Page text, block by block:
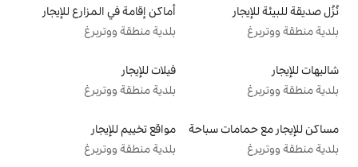
أماكن إقامة في المزارع للإيجار
بلدية منطقة ووتربرغ
فيلات للإيجار
بلدية منطقة ووتربرغ
مواقع تخييم للإيجار
بلدية منطقة ووتربرغ